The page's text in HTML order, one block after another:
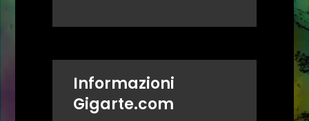
Informazioni
Gigarte.com